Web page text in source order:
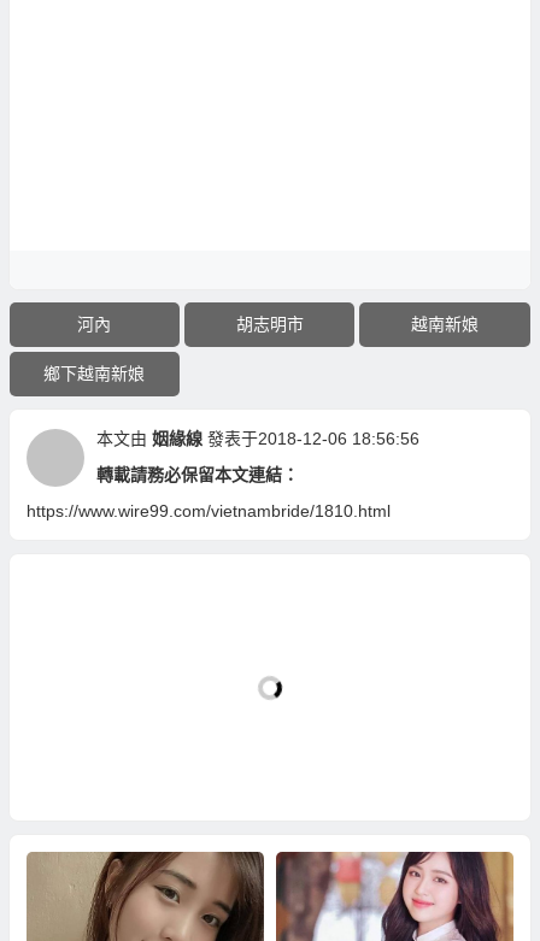
河內 胡志明市 越南新娘
鄉下越南新娘
本文由 姻緣線 發表于2018-12-06 18:56:56
轉載請務必保留本文連結：
https://www.wire99.com/vietnambride/1810.html